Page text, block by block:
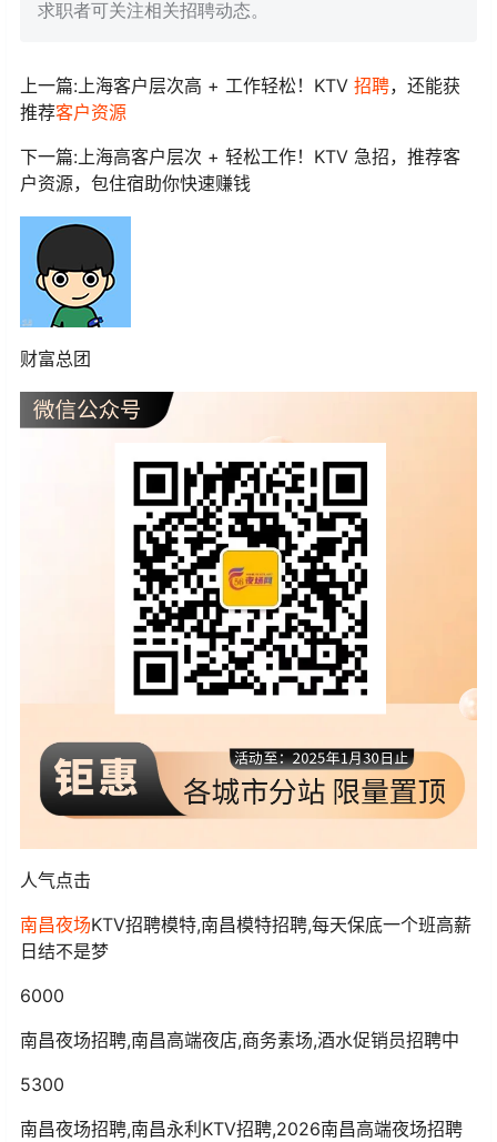
求职者可关注相关招聘动态。
上一篇:上海客户层次高 + 工作轻松！KTV 招聘，还能获
推荐客户资源
下一篇:上海高客户层次 + 轻松工作！KTV 急招，推荐客
户资源，包住宿助你快速赚钱
财富总团
人气点击
南昌夜场KTV招聘模特,南昌模特招聘,每天保底一个班高薪
日结不是梦
6000
南昌夜场招聘,南昌高端夜店,商务素场,酒水促销员招聘中
5300
南昌夜场招聘,南昌永利KTV招聘,2026南昌高端夜场招聘